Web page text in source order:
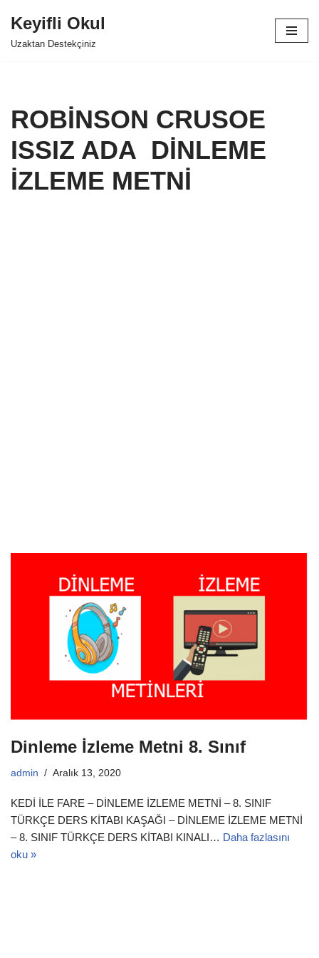
İçeriğe
Keyifli Okul
Uzaktan Destekçiniz
ROBİNSON CRUSOE
ISSIZ ADA DİNLEME
İZLEME METNİ
Dinleme İzleme Metni 8. Sınıf
admin Aralık 13, 2020
KEDİ İLE FARE – DİNLEME İZLEME METNİ – 8. SINIF
TÜRKÇE DERS KİTABI KAŞAĞI – DİNLEME İZLEME METNİ
– 8. SINIF TÜRKÇE DERS KİTABI KINALI… Daha fazlasını
oku »